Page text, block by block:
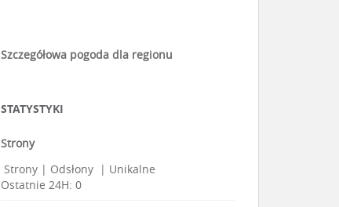
Szczegółowa pogoda dla regionu
STATYSTYKI
Strony
Strony | Odsłony | Unikalne
Ostatnie 24H: 0